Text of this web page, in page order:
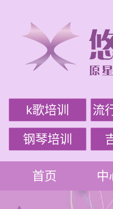
k歌培训 流
钢琴培训
首页 中